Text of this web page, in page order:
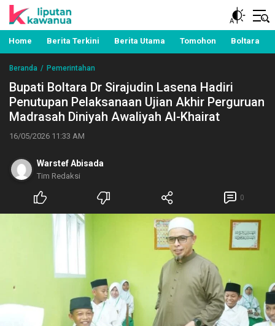
Liputan Kawanua
Berita Manado, Sulawesi Utara, Kawanua, Politik,
Pemerintahan, Hukum Kriminal dan Nasional
Home Berita Terkini Berita Utama Tomohon Boltara
Beranda Pemerintahan
Bupati Boltara Dr Sirajudin Lasena Hadiri
Penutupan Pelaksanaan Ujian Akhir Perguruan
Madrasah Diniyah Awaliyah Al-Khairat
16/05/2026 11:33 AM
Warstef Abisada
Tim Redaksi
0